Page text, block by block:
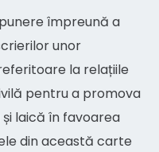
împreună a
unor
la relațiile
pentru a promova
laică în favoarea
din această carte